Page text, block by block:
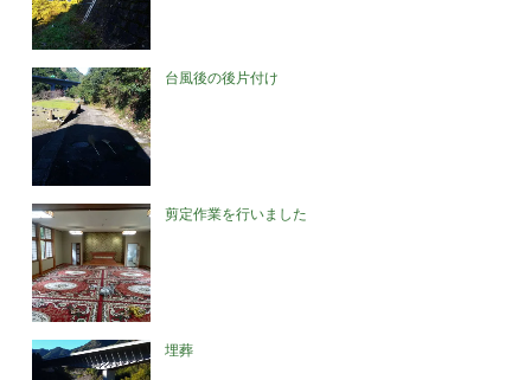
台風後の後片付け
剪定作業を行いました
埋葬